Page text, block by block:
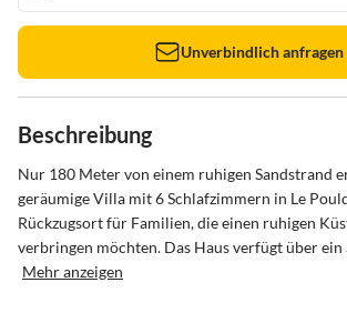
Unverbindlich anfragen
Beschreibung
Nur 180 Meter von einem ruhigen Sandstrand
geräumige Villa mit 6 Schlafzimmern in Le
Rückzugsort für Familien, die einen ruhigen
verbringen möchten. Das Haus verfügt über ein
Mehr anzeigen